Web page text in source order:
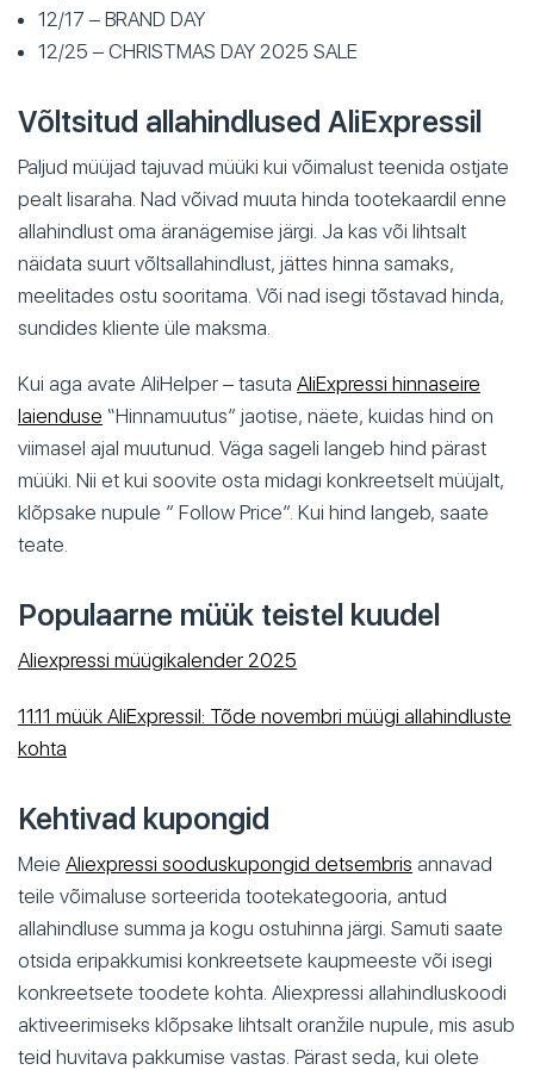
12/17 – BRAND DAY
12/25 – CHRISTMAS DAY 2025 SALE
Võltsitud allahindlused AliExpressil
Paljud müüjad tajuvad müüki kui võimalust teenida ostjate
pealt lisaraha. Nad võivad muuta hinda tootekaardil enne
allahindlust oma äranägemise järgi. Ja kas või lihtsalt
näidata suurt võltsallahindlust, jättes hinna samaks,
meelitades ostu sooritama. Või nad isegi tõstavad hinda,
sundides kliente üle maksma.
Kui aga avate AliHelper – tasuta AliExpressi hinnaseire
laienduse “Hinnamuutus” jaotise, näete, kuidas hind on
viimasel ajal muutunud. Väga sageli langeb hind pärast
müüki. Nii et kui soovite osta midagi konkreetselt müüjalt,
klõpsake nupule ” Follow Price”. Kui hind langeb, saate
teate.
Populaarne müük teistel kuudel
Aliexpressi müügikalender 2025
11.11 müük AliExpressil: Tõde novembri müügi allahindluste
kohta
Kehtivad kupongid
Meie Aliexpressi sooduskupongid detsembris annavad
teile võimaluse sorteerida tootekategooria, antud
allahindluse summa ja kogu ostuhinna järgi. Samuti saate
otsida eripakkumisi konkreetsete kaupmeeste või isegi
konkreetsete toodete kohta. Aliexpressi allahindluskoodi
aktiveerimiseks klõpsake lihtsalt oranžile nupule, mis asub
teid huvitava pakkumise vastas. Pärast seda, kui olete